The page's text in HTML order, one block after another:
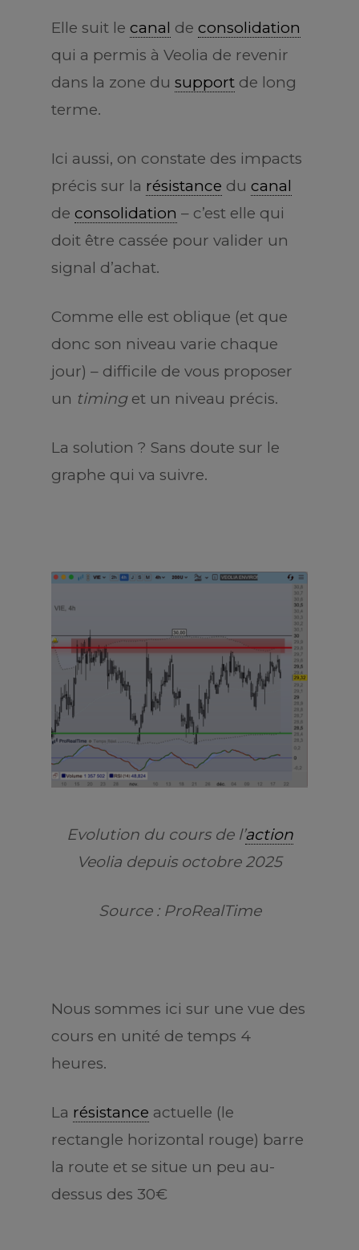
Elle suit le canal de consolidation
qui a permis à Veolia de revenir
dans la zone du support de long
terme.
Ici aussi, on constate des impacts
précis sur la résistance du canal
de consolidation – c’est elle qui
doit être cassée pour valider un
signal d’achat.
Comme elle est oblique (et que
donc son niveau varie chaque
jour) – difficile de vous proposer
un timinget un niveau précis.
La solution ? Sans doute sur le
graphe qui va suivre.
Evolution du cours de l’action
Veolia depuis octobre 2025
Source : ProRealTime
Nous sommes ici sur une vue des
cours en unité de temps 4
heures.
La résistance actuelle (le
rectangle horizontal rouge) barre
la route et se situe un peu au-
dessus des 30€